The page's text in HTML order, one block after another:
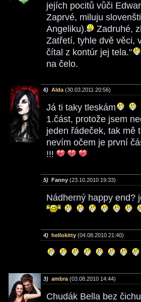
jejích pocitů vůči
Zaprvé, miluju
Angeliku).
Zadruhé,
Zatřetí, tyhle dvě věci,
čítal z kontúr jej tela."
na čelo.
6) Alda (30.03.2011 20:56)
Já ti taky tleskám
1.část, protože jsem
jeden řádeček, tak mě
nevím očem je první
!!!
5) Fanny (23.10.2010 19:33)
Nádherný happy end?
4) hellokitty (04.08.2010 21:40)
3) ambra (03.08.2010 14:44)
Chudák Bella bez čichu